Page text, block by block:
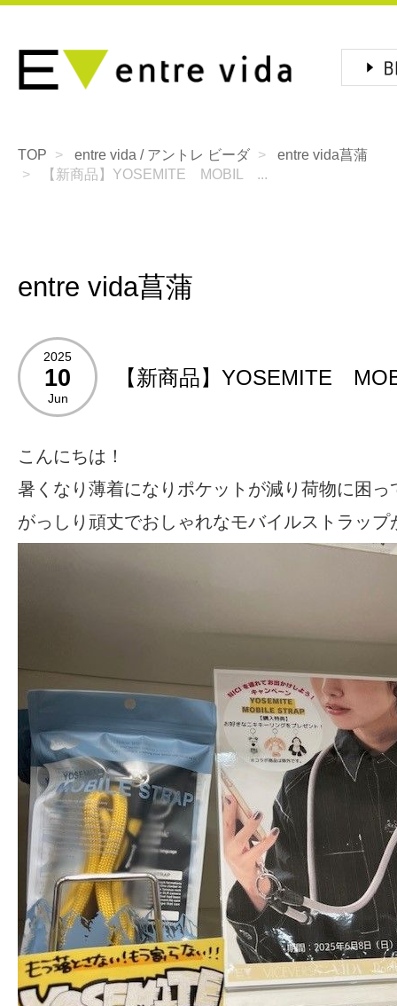
TOP entre vida / アントレ ビーダ
entre vida菖蒲
【新商品】YOSEMITE MOBIL ...
entre vida菖蒲
2025
10
Jun
【新商品】YOSEMITE
こんにちは！
暑くなり薄着になりポケットが減り荷物に困っ
がっしり頑丈でおしゃれなモバイルストラッ